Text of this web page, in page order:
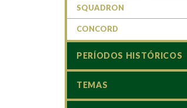
SQUADRON
CONCORD
PERÍODOS HISTÓRICOS
TEMAS